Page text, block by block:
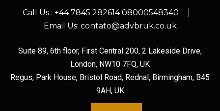
Call Us : +44 7845 282614 08000548340
Email Us: contato@advbruk.co.uk
Suite 89, 6th floor, First Central 200, 2 Lakeside Drive,
London, NW10 7FQ, UK
Regus, Park House, Bristol Road, Rednal, Birmingham, B45
9AH, UK